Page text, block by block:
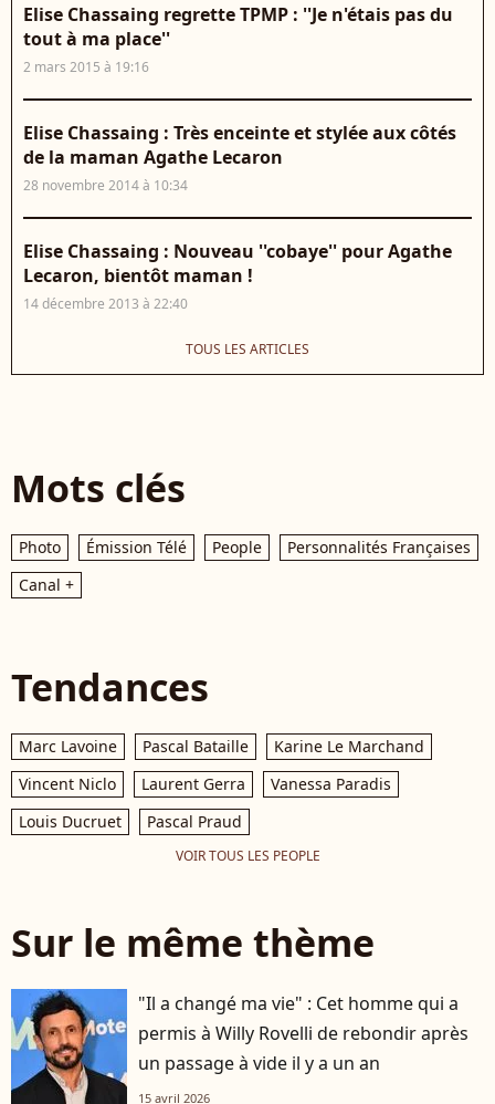
Elise Chassaing regrette TPMP : ''Je n'étais pas du
tout à ma place''
2 mars 2015 à 19:16
Elise Chassaing : Très enceinte et stylée aux côtés
de la maman Agathe Lecaron
28 novembre 2014 à 10:34
Elise Chassaing : Nouveau ''cobaye'' pour Agathe
Lecaron, bientôt maman !
14 décembre 2013 à 22:40
TOUS LES ARTICLES
Mots clés
Photo Émission Télé People
Personnalités Françaises
Canal +
Tendances
Marc Lavoine Pascal Bataille
Karine Le Marchand
Vincent Niclo
Laurent Gerra
Vanessa Paradis
Louis Ducruet
Pascal Praud
VOIR TOUS LES PEOPLE
Sur le même thème
"Il a changé ma vie" : Cet homme qui a
permis à Willy Rovelli de rebondir après
un passage à vide il y a un an
15 avril 2026